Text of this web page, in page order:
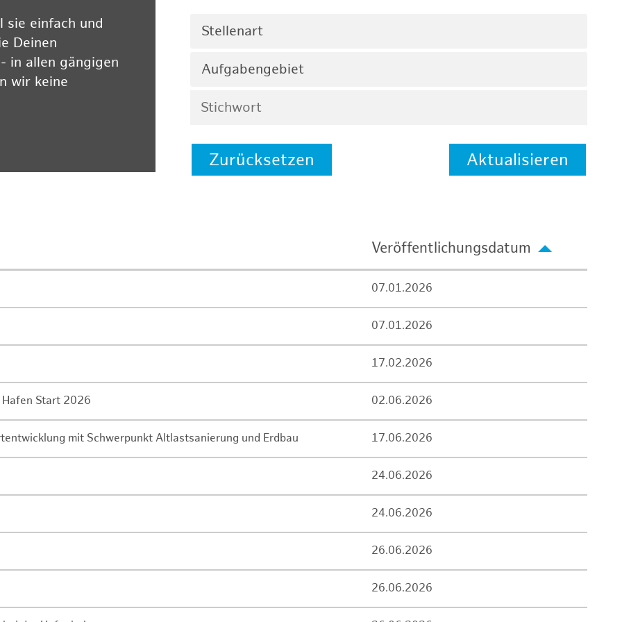
sie einfach und
Deinen
in allen gängigen
wir keine
Stellenart
Aufgabengebiet
Zurücksetzen Aktualisieren
Veröffentlichungsdatum
07.01.2026
07.01.2026
17.02.2026
Start 2026 02.06.2026
mit Schwerpunkt Altlastsanierung und Erdbau 17.06.2026
24.06.2026
24.06.2026
26.06.2026
26.06.2026